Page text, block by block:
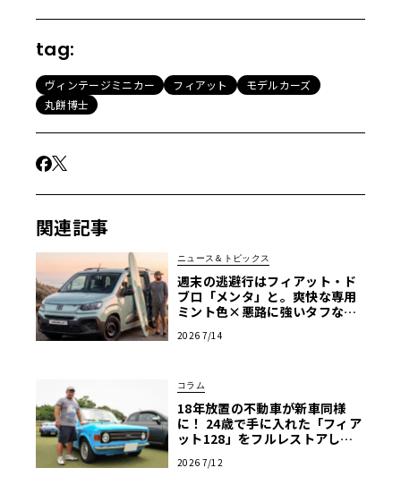
tag:
ヴィンテージミニカー フィアット
モデルカーズ
丸餅博士
関連記事
ニュース＆トピックス
週末の逃避行はフィアット・ド
ブロ「メンタ」と。爽快な専用
ミント色×悪路に強いタフなMP
2026 7/14
コラム
18年放置の不動車が新車同様
に！ 24歳で手に入れた「フィア
ット128」をフルレストアした
2026 7/12